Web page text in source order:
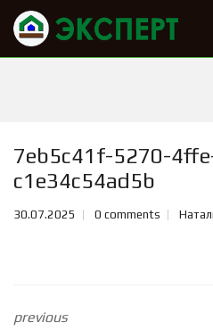
7eb5c41f-5270-
c1e34c54ad5b
30.07.2025 0 comments
previous